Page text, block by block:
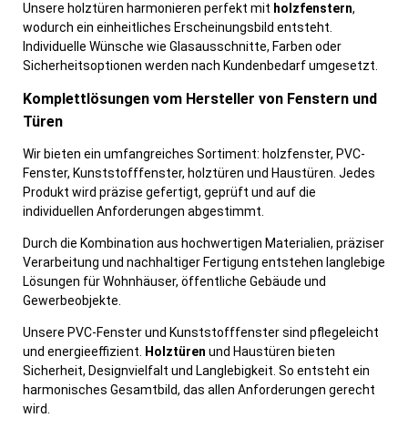
Unsere holztüren harmonieren perfekt mit holzfenstern,
wodurch ein einheitliches Erscheinungsbild entsteht.
Individuelle Wünsche wie Glasausschnitte, Farben oder
Sicherheitsoptionen werden nach Kundenbedarf umgesetzt.
Komplettlösungen vom Hersteller von Fenstern und
Türen
Wir bieten ein umfangreiches Sortiment: holzfenster, PVC-
Fenster, Kunststofffenster, holztüren und Haustüren. Jedes
Produkt wird präzise gefertigt, geprüft und auf die
individuellen Anforderungen abgestimmt.
Durch die Kombination aus hochwertigen Materialien, präziser
Verarbeitung und nachhaltiger Fertigung entstehen langlebige
Lösungen für Wohnhäuser, öffentliche Gebäude und
Gewerbeobjekte.
Unsere PVC-Fenster und Kunststofffenster sind pflegeleicht
und energieeffizient. Holztüren und Haustüren bieten
Sicherheit, Designvielfalt und Langlebigkeit. So entsteht ein
harmonisches Gesamtbild, das allen Anforderungen gerecht
wird.